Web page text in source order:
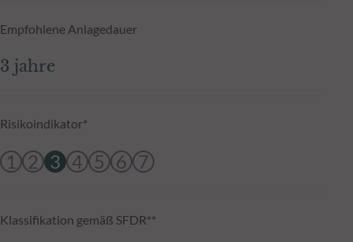
Empfohlene Anlagedauer
3 jahre
Risikoindikator*
1 2 3 4 5 6 7
Klassifikation gemäß SFDR**